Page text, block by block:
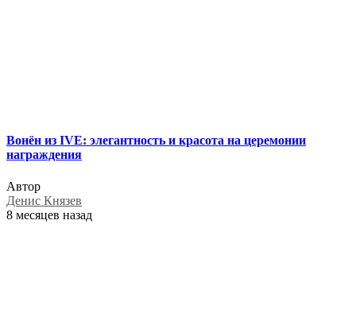
Вонён из IVE: элегантность и красота на церемонии
награждения
Автор
Денис Князев
8 месяцев назад